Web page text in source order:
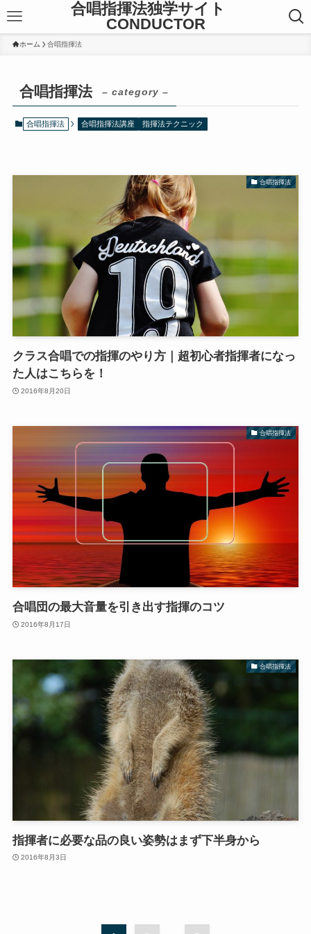
合唱指揮法独学サイト
CONDUCTOR
ホーム 合唱指揮法
合唱指揮法 – category –
合唱指揮法 合唱指揮法講座 指揮法テクニック
合唱指揮法
クラス合唱での指揮のやり方｜超初心者指揮者になっ
た人はこちらを！
2016年8月20日
合唱指揮法
合唱団の最大音量を引き出す指揮のコツ
2016年8月17日
合唱指揮法
指揮者に必要な品の良い姿勢はまず下半身から
2016年8月3日